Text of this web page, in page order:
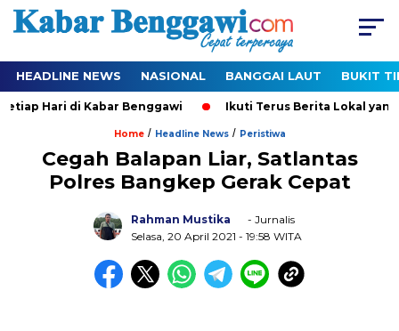
HEADLINE NEWS NASIONAL BANGGAI LAUT BUKIT
Hari di Kabar Benggawi Ikuti Terus Berita Lokal yang
Home/ Headline News/ Peristiwa
Cegah Balapan Liar, Satlantas
Polres Bangkep Gerak Cepat
Rahman Mustika
- Jurnalis
Selasa, 20 April 2021 - 19:58 WITA